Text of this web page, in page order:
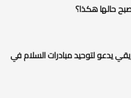
حالها هكذا؟
يدعو لتوحيد مبادرات السلام في